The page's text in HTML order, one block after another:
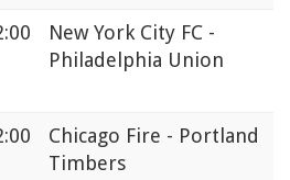
New York City FC -
Philadelphia Union
Chicago Fire - Portland
Timbers